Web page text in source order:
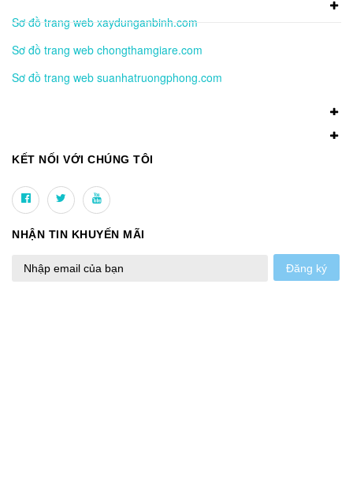
Sơ đồ trang web xaydunganbinh.com
Sơ đồ trang web chongthamgiare.com
Sơ đồ trang web suanhatruongphong.com
KẾT NỐI VỚI CHÚNG TÔI
NHẬN TIN KHUYẾN MÃI
Đăng ký